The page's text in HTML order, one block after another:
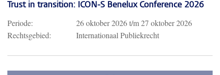
Trust in transition: ICON-S Benelux Conference 2026
Periode: 26 oktober 2026t/m27 oktober 2026
Rechtsgebied:
Internationaal Publiekrecht